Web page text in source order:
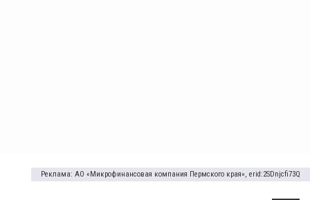
Реклама: АО «Микрофинансовая компания Пермского края», erid:2SDnjcfi73Q